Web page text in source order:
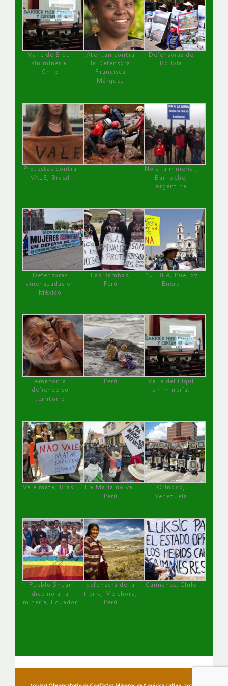
Valle de Elqui
sin minería.
Chile
Atentan contra
la Defensora
Francisca
Márquez
Defensoras de
Bolivia
Protestas contra
VALE, Brasil
No a la minería ,
Bariloche,
Argentina
Defensoras
amenazadas en
México
Las Bambas,
Perú
PUEBLA, Pue, 27
Enero
Amazonía
defiende su
territorio
Perú
Valle del Elqui
sin minería.
Vale mata, Brasil
Tía María no va !
Perú
Orinoco,
Venezuela
Pueblo Shuar
dice no a la
minería, Ecuador
defensora de la
tierra, Melchora,
Perú
Caimanes, Chile